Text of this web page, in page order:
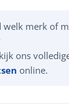
welk merk of
ons
online.